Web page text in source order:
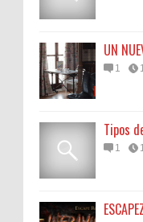
UN
1
Tipos
1